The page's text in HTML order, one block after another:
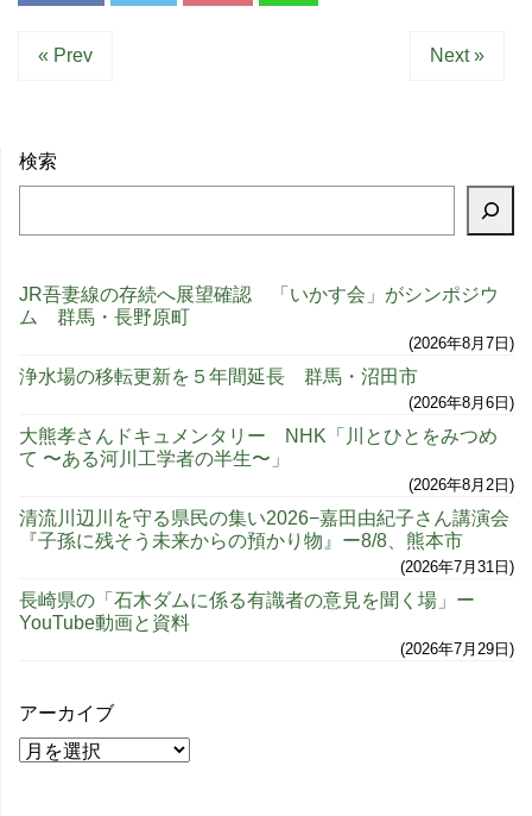
« Prev Next »
検索
JR吾妻線の存続へ展望確認 「いかす会」がシンポジウ
ム 群馬・長野原町
2026年8月7日
浄水場の移転更新を５年間延長 群馬・沼田市
2026年8月6日
大熊孝さんドキュメンタリー NHK「川とひとをみつめ
て 〜ある河川工学者の半生〜」
2026年8月2日
清流川辺川を守る県民の集い2026−嘉田由紀子さん講演会
『子孫に残そう未来からの預かり物』ー8/8、熊本市
2026年7月31日
長崎県の「石木ダムに係る有識者の意見を聞く場」ー
YouTube動画と資料
2026年7月29日
アーカイブ